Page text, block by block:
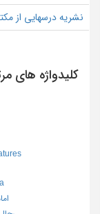
نشریه درسهایی از
کلیدواژه های